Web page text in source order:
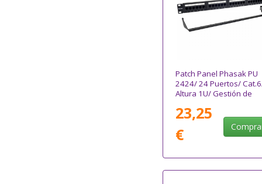
Patch Panel Phasak PU
2424/ 24 Puertos/
Altura 1U/ Gestión de
23,25
€